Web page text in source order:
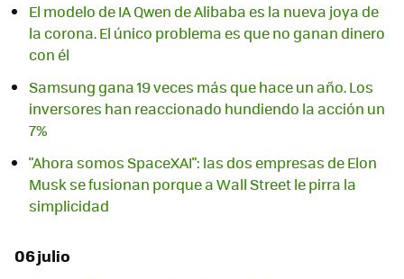
El modelo de IA Qwen de Alibaba es la nueva joya de
la corona. El único problema es que no ganan dinero
con él
Samsung gana 19 veces más que hace un año. Los
inversores han reaccionado hundiendo la acción un
7%
"Ahora somos SpaceXAI": las dos empresas de Elon
Musk se fusionan porque a Wall Street le pirra la
simplicidad
06 julio